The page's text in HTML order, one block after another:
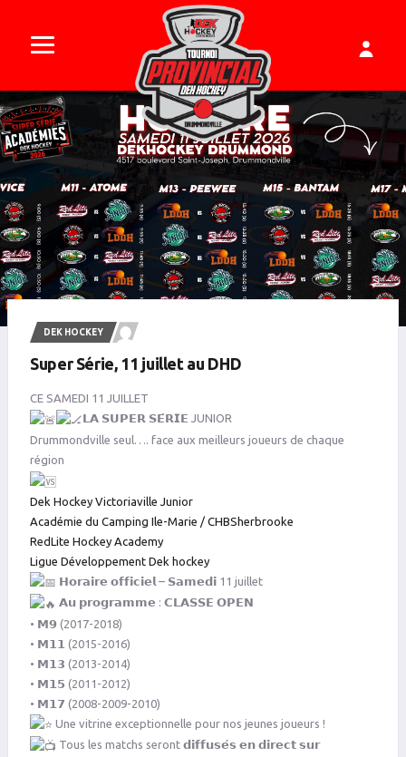
DEK HOCKEY
Super Série, 11 juillet au DHD
CE SAMEDI 11 JUILLET
𝗟𝗔 𝗦𝗨𝗣𝗘𝗥 𝗦𝗘́𝗥𝗜𝗘 JUNIOR
Drummondville seul…. face aux meilleurs joueurs de chaque
région
Dek Hockey Victoriaville Junior
Académie du Camping Ile-Marie / CHBSherbrooke
RedLite Hockey Academy
Ligue Développement Dek hockey
𝗛𝗼𝗿𝗮𝗶𝗿𝗲 𝗼𝗳𝗳𝗶𝗰𝗶𝗲𝗹 – 𝗦𝗮𝗺𝗲𝗱𝗶 11 juillet
𝗔𝘂 𝗽𝗿𝗼𝗴𝗿𝗮𝗺𝗺𝗲 : 𝗖𝗟𝗔𝗦𝗦𝗘 𝗢𝗣𝗘𝗡
• 𝗠𝟵 (2017-2018)
• 𝗠𝟭𝟭 (2015-2016)
• 𝗠𝟭𝟯 (2013-2014)
• 𝗠𝟭𝟱 (2011-2012)
• 𝗠𝟭𝟳 (2008-2009-2010)
Une vitrine exceptionnelle pour nos jeunes joueurs !
Tous les matchs seront 𝗱𝗶𝗳𝗳𝘂𝘀𝗲́𝘀 𝗲𝗻 𝗱𝗶𝗿𝗲𝗰𝘁 𝘀𝘂𝗿